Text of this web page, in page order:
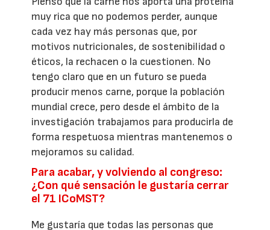
muy rica que no podemos perder, aunque
cada vez hay más personas que, por
motivos nutricionales, de sostenibilidad o
éticos, la rechacen o la cuestionen. No
tengo claro que en un futuro se pueda
producir menos carne, porque la población
mundial crece, pero desde el ámbito de la
investigación trabajamos para producirla de
forma respetuosa mientras mantenemos o
mejoramos su calidad.
Para acabar, y volviendo al congreso:
¿Con qué sensación le gustaría cerrar
el 71 ICoMST?
Me gustaría que todas las personas que